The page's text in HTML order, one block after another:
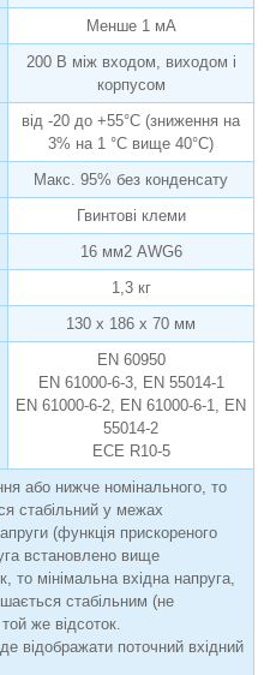
Менше 1 мА
200 В між входом, виходом і
корпусом
від -20 до +55°C (зниження на
3% на 1 °C вище 40°C)
Макс. 95% без конденсату
Гвинтові клеми
16 мм2 AWG6
1,3 кг
130 x 186 x 70 мм
EN 60950
EN 61000-6-3, EN 55014-1
EN 61000-6-2, EN 61000-6-1, EN
55014-2
ECE R10-5
або нижче номінального, то
стабільний у межах
(функція прискореного
встановлено вище
то мінімальна вхідна напруга,
стабільним (не
же відсоток.
відображати поточний вхідний